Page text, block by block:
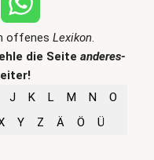
offenes Lexikon.
die Seite anderes-
J K L M N
O
Y Z Ä Ö Ü